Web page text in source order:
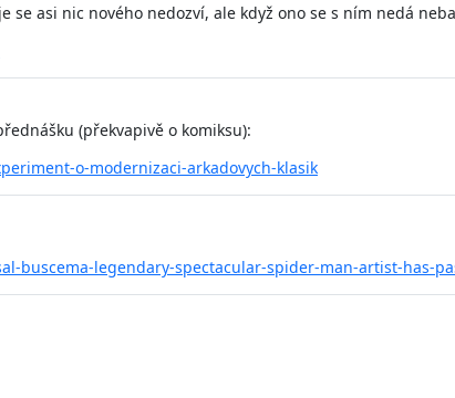
se asi nic nového nedozví, ale když ono se s ním nedá
(překvapivě o komiksu):
o-modernizaci-arkadovych-klasik
buscema-legendary-spectacular-spider-man-artist-has-